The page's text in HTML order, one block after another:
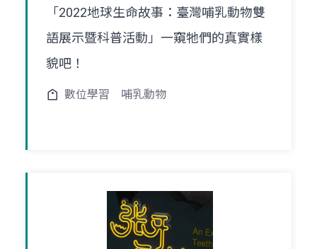
「2022地球生命故事：臺灣哺乳動物雙
語展示暨科普活動」一窺牠們的真實樣
貌吧！
數位學習 哺乳動物